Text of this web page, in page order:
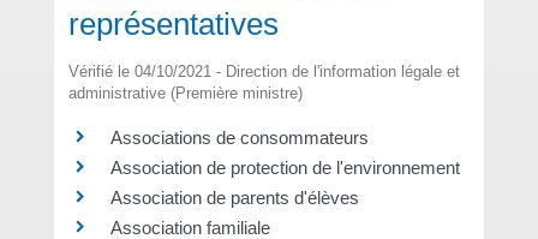
représentatives
Vérifié le 04/10/2021 - Direction de l'information légale et
administrative (Première ministre)
Associations de consommateurs
Association de protection de l'environnement
Association de parents d'élèves
Association familiale